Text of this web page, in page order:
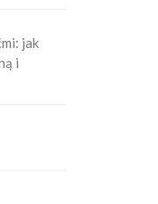
jak
i